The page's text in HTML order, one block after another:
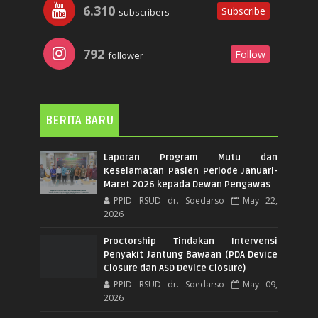
6.310 subscribers Subscribe
792 follower Follow
BERITA BARU
Laporan Program Mutu dan
Keselamatan Pasien Periode Januari-
Maret 2026 kepada Dewan Pengawas
PPID RSUD dr. Soedarso
May 22,
2026
Proctorship Tindakan Intervensi
Penyakit Jantung Bawaan (PDA Device
Closure dan ASD Device Closure)
PPID RSUD dr. Soedarso
May 09,
2026